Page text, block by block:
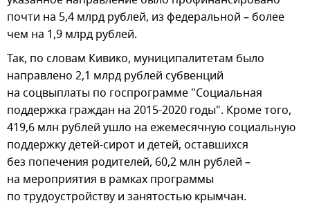
почти на 5,4 млрд рублей, из федеральной – более
чем на 1,9 млрд рублей.
Так, по словам Кивико, муниципалитетам было
направлено 2,1 млрд рублей субвенций
на соцвыплаты по госпрограмме "Социальная
поддержка граждан на 2015-2020 годы". Кроме того,
419,6 млн рублей ушло на ежемесячную социальную
поддержку детей-сирот и детей, оставшихся
без попечения родителей, 60,2 млн рублей –
на мероприятия в рамках программы
по трудоустройству и занятостью крымчан.